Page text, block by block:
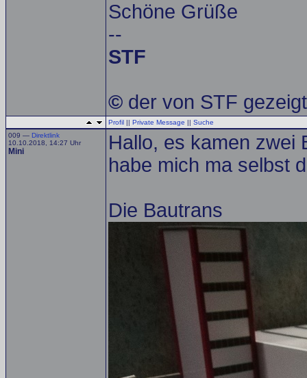
Schöne Grüße
--
STF
© der von STF
Profil || Private Message || Suche
009 — Direktlink
10.10.2018, 14:27 Uhr
Mini
Hallo, es kamen zwei
habe mich ma selbst
Die Bautrans